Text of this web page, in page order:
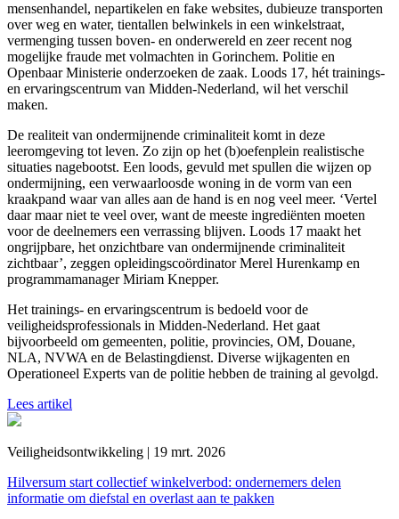
mensenhandel, nepartikelen en fake websites, dubieuze transporten
over weg en water, tientallen belwinkels in een winkelstraat,
vermenging tussen boven- en onderwereld en zeer recent nog
mogelijke fraude met volmachten in Gorinchem. Politie en
Openbaar Ministerie onderzoeken de zaak. Loods 17, hét trainings-
en ervaringscentrum van Midden-Nederland, wil het verschil
maken.
De realiteit van ondermijnende criminaliteit komt in deze
leeromgeving tot leven. Zo zijn op het (b)oefenplein realistische
situaties nagebootst. Een loods, gevuld met spullen die wijzen op
ondermijning, een verwaarloosde woning in de vorm van een
kraakpand waar van alles aan de hand is en nog veel meer. ‘Vertel
daar maar niet te veel over, want de meeste ingrediënten moeten
voor de deelnemers een verrassing blijven. Loods 17 maakt het
ongrijpbare, het onzichtbare van ondermijnende criminaliteit
zichtbaar’, zeggen opleidingscoördinator Merel Hurenkamp en
programmamanager Miriam Knepper.
Het trainings- en ervaringscentrum is bedoeld voor de
veiligheidsprofessionals in Midden-Nederland. Het gaat
bijvoorbeeld om gemeenten, politie, provincies, OM, Douane,
NLA, NVWA en de Belastingdienst. Diverse wijkagenten en
Operationeel Experts van de politie hebben de training al gevolgd.
Lees artikel
Veiligheidsontwikkeling | 19 mrt. 2026
Hilversum start collectief winkelverbod: ondernemers delen
informatie om diefstal en overlast aan te pakken